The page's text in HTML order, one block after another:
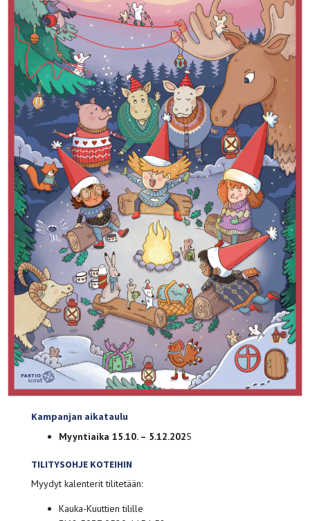
Kampanjan aikataulu
Myyntiaika 15.10. – 5.12.2025
TILITYSOHJE KOTEIHIN
Myydyt kalenterit tilitetään:
Kauka-Kuuttien tilille